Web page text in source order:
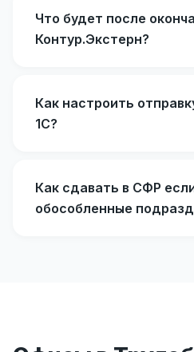
Что будет после
Контур.Экстерн?
Как настроить
1С?
Как сдавать в СФР
обособленные